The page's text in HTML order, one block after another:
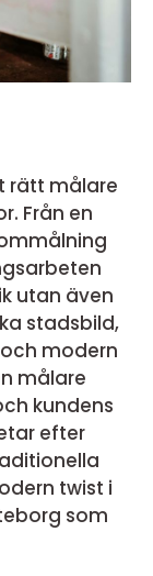
rätt målare
Från en
utan även
stadsbild,
modern
målare
kundens
efter
twist i
som